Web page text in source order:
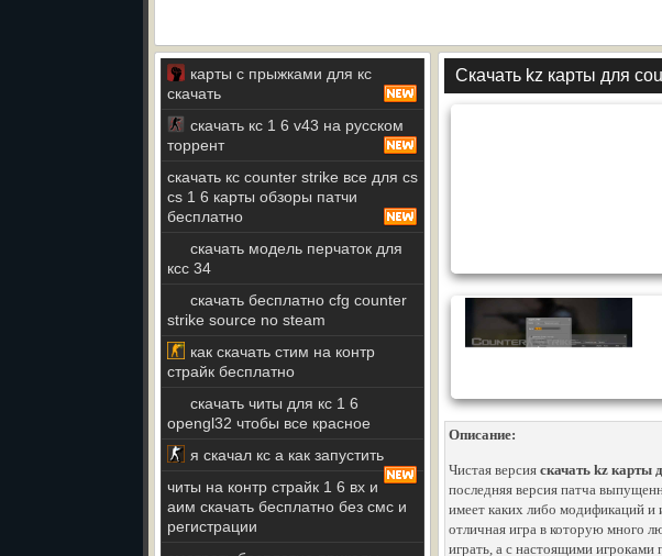
карты с прыжками для кс
скачать
скачать кс 1 6 v43 на русском
торрент
скачать кс counter strike все для cs
cs 1 6 карты обзоры патчи
бесплатно
скачать модель перчаток для
ксс 34
скачать бесплатно cfg counter
strike source no steam
как скачать стим на контр
страйк бесплатно
скачать читы для кс 1 6
opengl32 чтобы все красное
я скачал кс а как запустить
читы на контр страйк 1 6 вх и
аим скачать бесплатно без смс и
регистрации
Скачать kz карты для
Описание:
Чистая версия скачать kz карты
последняя версия патча
имеет каких либо модификаций и
отличная игра в которую много
играть, а с настоящими игроками